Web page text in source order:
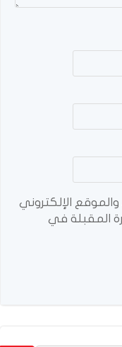
الإلكتروني
المقبلة في